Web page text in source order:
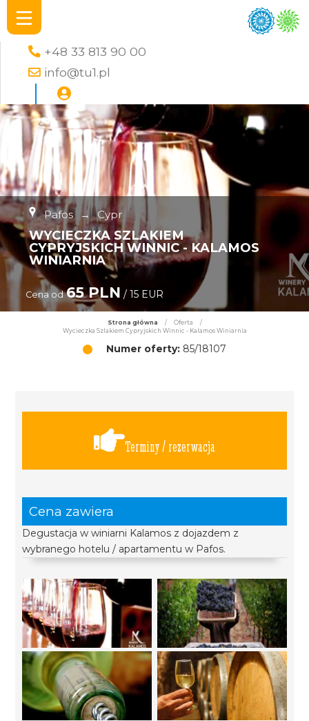
+48 33 813 90 00
info@tu1.pl
Pafos → Cypr
WYCIECZKA SZLAKIEM
CYPRYJSKICH WINNIC - KALAMOS
WINIARNIA
Cena od 65 PLN / 15 EUR
Strona główna / Oferta
/
Wycieczka Szlakiem Cypryjskich Winnic - Kalamos Winiarnia
Numer oferty: 85/18107
Terminy / rezerwacja
Cena zawiera
Degustacja w winiarni Kalamos z dojazdem z
wybranego hotelu / apartamentu w Pafos.